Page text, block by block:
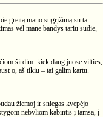
greitą mano sugrįžimą su ta
vėl mane bandys tariu sudie,
širdim. kiek daug juose vilties,
o, aš tikiu – tai galim kartu.
žiemoj ir sniegas kvepėjo
nebyliom kabintis į tamsą, į